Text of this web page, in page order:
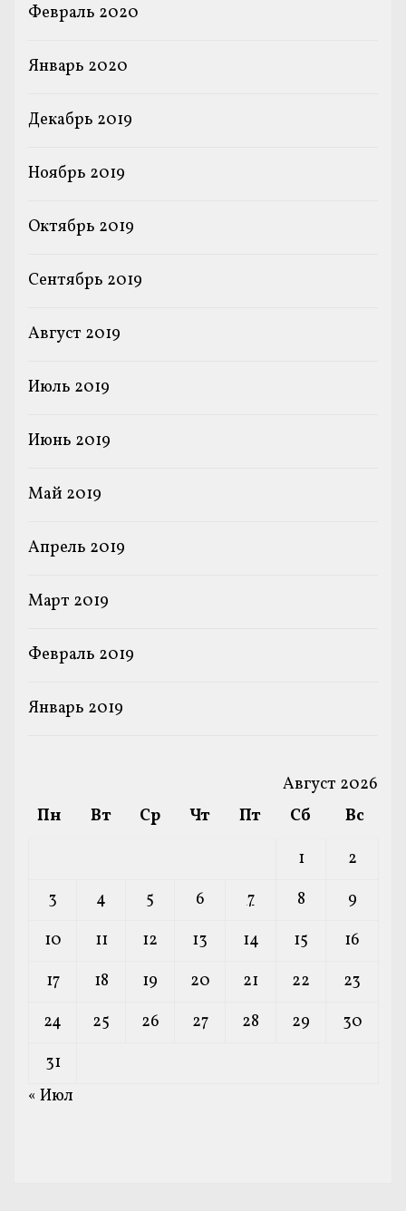
Февраль 2020
Январь 2020
Декабрь 2019
Ноябрь 2019
Октябрь 2019
Сентябрь 2019
Август 2019
Июль 2019
Июнь 2019
Май 2019
Апрель 2019
Март 2019
Февраль 2019
Январь 2019
Август 2026
Пн
Вт Ср Чт Пт Сб
Вс
1
2
3
4 5 6 7 8
9
10
11 12 13 14 15
16
17
18 19 20 21 22
23
24
25 26 27 28 29
30
31
« Июл